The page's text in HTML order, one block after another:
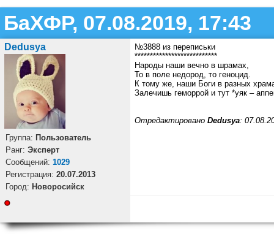
БаХФР, 07.08.2019, 17:43
Dedusya
Группа: Пользователь
Ранг: Эксперт
Cообщений: 1029
Регистрация: 20.07.2013
Город: Новоросийск
№3888 из переписьки
***************************
Народы наши вечно в шрамах,
То в поле недород, то геноцид.
К тому же, наши Боги в разных
Залечишь геморрой и тут *уяк –
Отредактировано Dedusya: